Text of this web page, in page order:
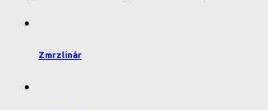
Zmrzlinár